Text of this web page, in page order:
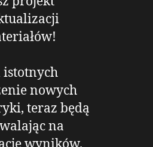
nowych
teraz będą
na